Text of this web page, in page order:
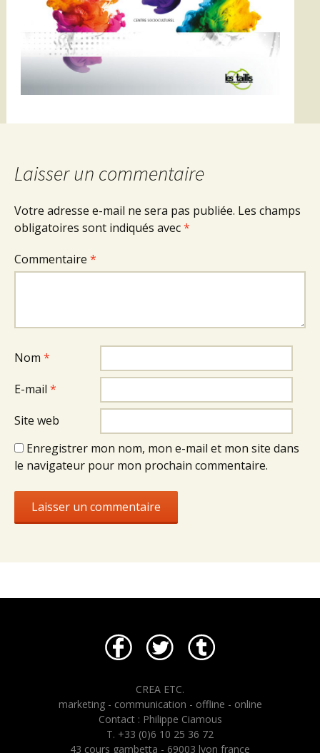
Laisser un commentaire
Votre adresse e-mail ne sera pas publiée. Les champs
obligatoires sont indiqués avec*
Commentaire *
Nom *
E-mail *
Site web
Enregistrer mon nom, mon e-mail et mon site dans
le navigateur pour mon prochain commentaire.
CREA ETC.
marketing - communication - offline - online
Contact : Philippe Ciamous
T. +33 (0)6 10 25 36 72
43 cours gambetta - 69003 lyon france